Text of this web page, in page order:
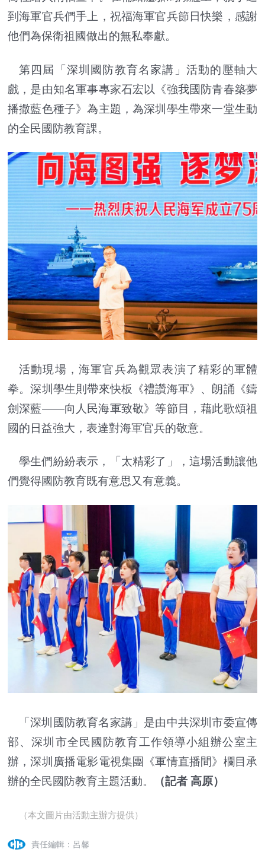
到海軍官兵們手上，祝福海軍官兵節日快樂，感謝
他們為保衛祖國做出的無私奉獻。
第四屆「深圳國防教育名家講」活動的壓軸大
戲，是由知名軍事專家石宏以《強我國防青春築夢
播撒藍色種子》為主題，為深圳學生帶來一堂生動
的全民國防教育課。
活動現場，海軍官兵為觀眾表演了精彩的軍體
拳。深圳學生則帶來快板《禮讚海軍》、朗誦《鑄
劍深藍——向人民海軍致敬》等節目，藉此歌頌祖
國的日益強大，表達對海軍官兵的敬意。
學生們紛紛表示，「太精彩了」，這場活動讓他
們覺得國防教育既有意思又有意義。
「深圳國防教育名家講」是由中共深圳市委宣傳
部、深圳市全民國防教育工作領導小組辦公室主
辦，深圳廣播電影電視集團《軍情直播間》欄目承
辦的全民國防教育主題活動。
（記者 高原）
（本文圖片由活動主辦方提供）
責任編輯：呂馨